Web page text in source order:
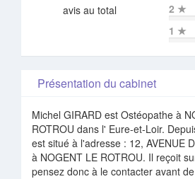
avis au total
2 ★
1 ★
Présentation du cabinet
Michel GIRARD est Ostéopathe à
ROTROU dans l' Eure-et-Loir.
est situé à l'adresse : 12, AVENUE
à NOGENT LE ROTROU. Il reçoit
pensez donc à le contacter avant